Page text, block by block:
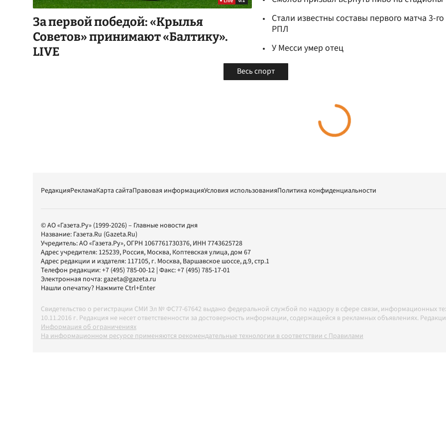
За первой победой: «Крылья
Советов» принимают «Балтику».
LIVE
Стали известны составы первого матча 3-го
РПЛ
У Месси умер отец
Весь спорт
РедакцияРекламаКарта сайтаПравовая информацияУсловия использованияПолитика конфиденциальности
© АО «Газета.Ру» (1999-2026) – Главные новости дня
Название: Газета.Ru (Gazeta.Ru)
Учредитель:АО «Газета.Ру», ОГРН 1067761730376, ИНН 7743625728
Адрес учредителя: 125239, Россия, Москва, Коптевская улица, дом 67
Адрес редакции и издателя: 117105, г. Москва, Варшавское шоссе, д.9, стр.1
Телефон редакции:+7 (495) 785-00-12 | Факс:+7 (495) 785-17-01
Электронная почта:gazeta@gazeta.ru
Нашли опечатку? Нажмите Ctrl+Enter
Свидетельство о регистрации СМИ Эл № ФС77-67642 выдано федеральной службой по надзору в сфере связи, информационных
10.11.2016 г. Редакция не несет ответственности за достоверность информации, содержащейся в рекламных объявлениях.
Информация об ограничениях
На информационном ресурсе применяются рекомендательные технологии в соответствии с Правилами